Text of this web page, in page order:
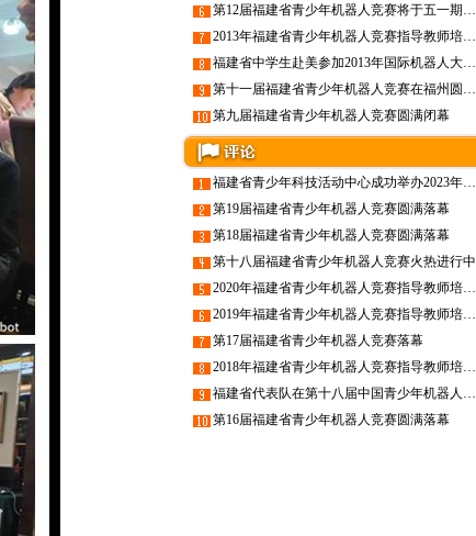
第12届福建省青少年机器人竞赛将于五一期间在晋江开赛
2013年福建省青少年机器人竞赛指导教师培训班圆满结束
福建省中学生赴美参加2013年国际机器人大赛喜获佳绩
第十一届福建省青少年机器人竞赛在福州圆满落幕
第九届福建省青少年机器人竞赛圆满闭幕
福建省青少年科技活动中心成功举办2023年福建省青少年机器人竞赛指导教师培训班
第19届福建省青少年机器人竞赛圆满落幕
第18届福建省青少年机器人竞赛圆满落幕
第十八届福建省青少年机器人竞赛火热进行中
2020年福建省青少年机器人竞赛指导教师培训班在榕圆满结束
2019年福建省青少年机器人竞赛指导教师培训班在榕圆满结束
第17届福建省青少年机器人竞赛落幕
2018年福建省青少年机器人竞赛指导教师培训班在榕圆满结束
福建省代表队在第十八届中国青少年机器人竞赛中喜获佳绩
第16届福建省青少年机器人竞赛圆满落幕